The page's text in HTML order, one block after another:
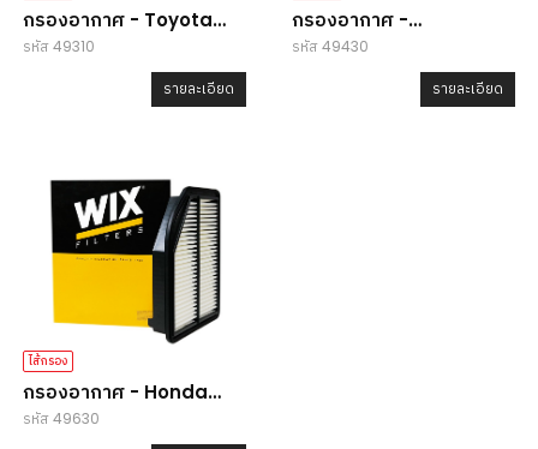
กรองอากาศ - Toyota
Camry
รหัส 49310
รายละเอียด
กรองอากาศ -
Lexus/Mitsubishi
รหัส 49430
รายละเอียด
ไส้กรอง
กรองอากาศ - Honda
CR-V
รหัส 49630